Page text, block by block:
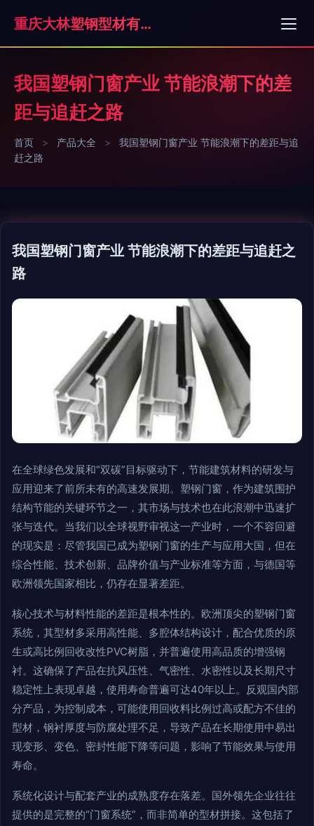
重庆大林塑钢型材有限公司
我国塑钢门窗产业 节能浪潮下的差
距与追赶之路
首页 > 产品大全 >
我国塑钢门窗产业 节能浪潮下的差距与追
赶之路
我国塑钢门窗产业 节能浪潮下的差距与追赶之
路
在全球绿色发展和“双碳”目标驱动下，节能建筑材料的研发与
应用迎来了前所未有的高速发展期。塑钢门窗，作为建筑围护
结构节能的关键环节之一，其市场与技术也在此浪潮中迅速扩
张与迭代。当我们以全球视野审视这一产业时，一个不容回避
的现实是：尽管我国已成为塑钢门窗的生产与应用大国，但在
综合性能、技术创新、品牌价值与产业标准等方面，与德国等
欧洲领先国家相比，仍存在显著差距。
核心技术与材料性能的差距是根本性的。欧洲顶尖的塑钢门窗
系统，其型材多采用高性能、多腔体结构设计，配合优质的原
生或高比例回收改性PVC树脂，并普遍使用高品质的增强钢
衬。这确保了产品在抗风压性、气密性、水密性以及长期尺寸
稳定性上表现卓越，使用寿命普遍可达40年以上。反观国内部
分产品，为控制成本，可能使用回收料比例过高或配方不佳的
型材，钢衬厚度与防腐处理不足，导致产品在长期使用中易出
现变形、变色、密封性能下降等问题，影响了节能效果与使用
寿命。
系统化设计与配套产业的成熟度存在落差。国外领先企业往往
提供的是完整的“门窗系统”，而非简单的型材拼接。这包括了